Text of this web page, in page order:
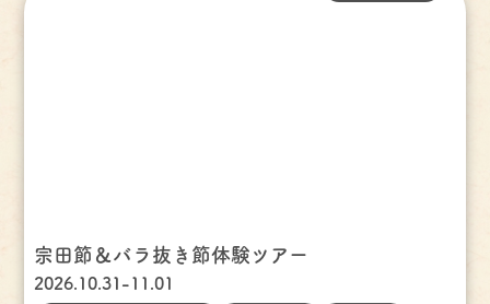
宗田節＆バラ抜き節体験ツアー
2026.10.31-11.01